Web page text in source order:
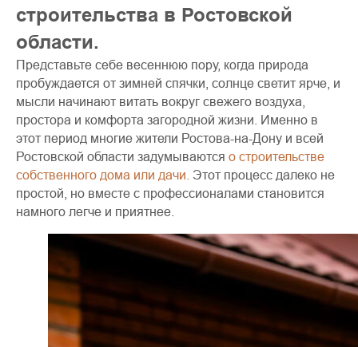
строительства в Ростовской
области.
Представьте себе весеннюю пору, когда природа
пробуждается от зимней спячки, солнце светит ярче, и
мысли начинают витать вокруг свежего воздуха,
простора и комфорта загородной жизни. Именно в
этот период многие жители Ростова-на-Дону и всей
Ростовской области задумываются о строительстве
собственного дома или дачи. Этот процесс далеко не
простой, но вместе с профессионалами становится
намного легче и приятнее.